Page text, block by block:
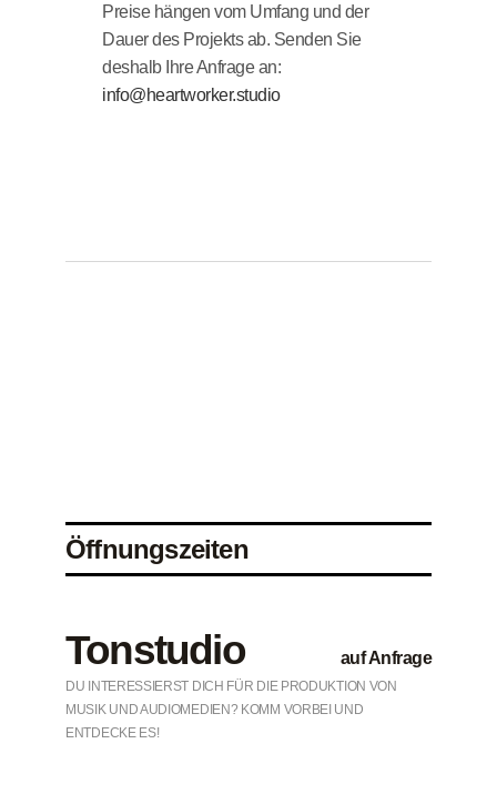
Preise hängen vom Umfang und der
Dauer des Projekts ab. Senden Sie
deshalb Ihre Anfrage an:
info@heartworker.studio
Öffnungszeiten
Tonstudio auf Anfrage
DU INTERESSIERST DICH FÜR DIE PRODUKTION VON
MUSIK UND AUDIOMEDIEN? KOMM VORBEI UND
ENTDECKE ES!